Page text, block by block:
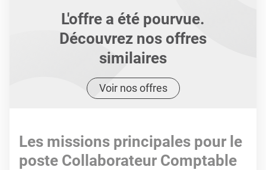
L'offre a été pourvue.
Découvrez nos offres
similaires
Voir nos offres
Les missions principales pour le
poste Collaborateur Comptable